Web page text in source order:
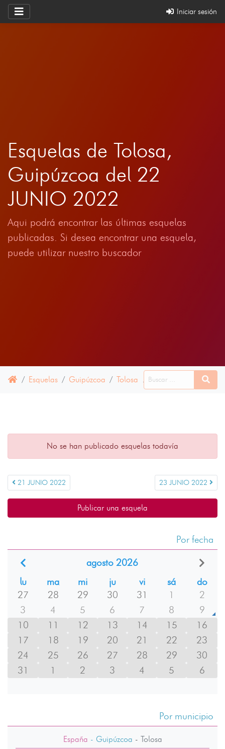
Iniciar sesión
Esquelas de Tolosa,
Guipúzcoa del 22
JUNIO 2022
Aqui podrá encontrar las últimas esquelas
publicadas. Si desea encontrar una esquela,
puede utilizar nuestro buscador
Esquelas Guipúzcoa Tolosa 22 JUNIO 2022
No se han publicado esquelas todavía
21 JUNIO 2022 23 JUNIO 2022
Publicar una esquela
Por fecha
agosto 2026
lu
ma mi ju vi sá
do
27
28 29 30 31 1
2
3
4 5 6 7 8
9
10
11 12 13 14 15
16
17
18 19 20 21 22
23
24
25 26 27 28 29
30
31
1 2 3 4 5 6
Por municipio
España - Guipúzcoa - Tolosa